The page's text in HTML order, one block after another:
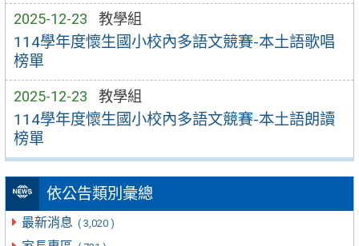
2025-12-23 教學組
114學年度懷生國小校內多語文競賽-本土語歌唱
榜單
2025-12-23 教學組
114學年度懷生國小校內多語文競賽-本土語朗讀
榜單
依公告類別彙總
最新消息 ( 3,020 )